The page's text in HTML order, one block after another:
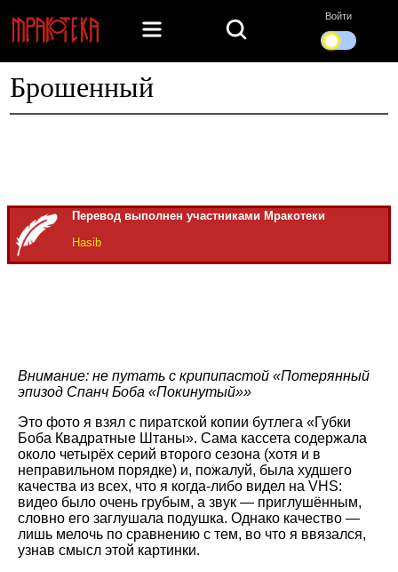
Войти
Брошенный
Перевод выполнен участниками Мракотеки
Hasib
Внимание: не путать с крипипастой «Потерянный
эпизод Спанч Боба «Покинутый»»
Это фото я взял с пиратской копии бутлега «Губки
Боба Квадратные Штаны». Сама кассета содержала
около четырёх серий второго сезона (хотя и в
неправильном порядке) и, пожалуй, была худшего
качества из всех, что я когда-либо видел на VHS:
видео было очень грубым, а звук — приглушённым,
словно его заглушала подушка. Однако качество —
лишь мелочь по сравнению с тем, во что я ввязался,
узнав смысл этой картинки.